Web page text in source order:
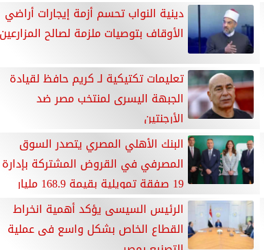
دينية النواب تحسم أزمة إيجارات أراضي
الأوقاف بتوصيات ملزمة لصالح
تعليمات تكتيكية لـ كريم حافظ لقيادة
الجبهة اليسرى لمنتخب مصر ضد
الأرجنتين
البنك الأهلي المصري يتصدر السوق
المصرفي في القروض المشتركة بإدارة
19 صفقة تمويلية بقيمة 168.9 مليار
جنيه
الرئيس السيسى يؤكد أهمية انخراط
القطاع الخاص بشكل واسع فى عملية